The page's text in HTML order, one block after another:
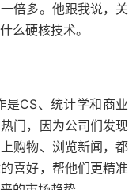
倍多。他跟我说，关
么硬核技术。
CS、统计学和商业
门，因为公司们发现
购物、浏览新闻，都
喜好，帮他们更精准